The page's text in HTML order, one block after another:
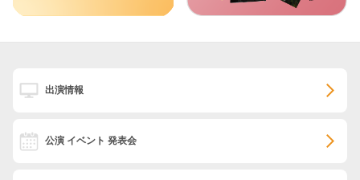
出演情報
公演 イベント 発表会